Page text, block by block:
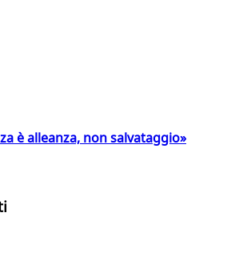
è alleanza, non salvataggio»